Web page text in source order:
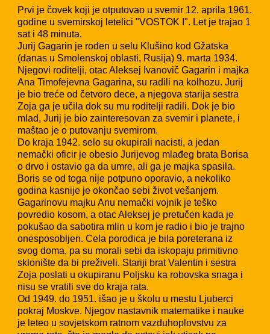
Prvi je čovek koji je otputovao u svemir 12. aprila 1961.
godine u svemirskoj letelici "VOSTOK I". Let je trajao 1
sat i 48 minuta.
Jurij Gagarin je rođen u selu Klušino kod Gžatska
(danas u Smolenskoj oblasti, Rusija) 9. marta 1934.
Njegovi roditelji, otac Aleksej Ivanovič Gagarin i majka
Ana Timofejevna Gagarina, su radili na kolhozu. Jurij
je bio treće od četvoro dece, a njegova starija sestra
Zoja ga je učila dok su mu roditelji radili. Dok je bio
mlad, Jurij je bio zainteresovan za svemir i planete, i
maštao je o putovanju svemirom.
Do kraja 1942. selo su okupirali nacisti, a jedan
nemački oficir je obesio Jurijevog mlađeg brata Borisa
o drvo i ostavio ga da umre, ali ga je majka spasila.
Boris se od toga nije potpuno oporavio, a nekoliko
godina kasnije je okončao sebi život vešanjem.
Gagarinovu majku Anu nemački vojnik je teško
povredio kosom, a otac Aleksej je pretučen kada je
pokušao da sabotira mlin u kom je radio i bio je trajno
onesposobljen. Cela porodica je bila poreterana iz
svog doma, pa su morali sebi da iskopaju primitivno
sklonište da bi preživeli. Stariji brat Valentin i sestra
Zoja poslati u okupiranu Poljsku ka robovska snaga i
nisu se vratili sve do kraja rata.
Od 1949. do 1951. išao je u školu u mestu Ljuberci
pokraj Moskve. Njegov nastavnik matematike i nauke
je leteo u sovjetskom ratnom vazduhoplovstvu za